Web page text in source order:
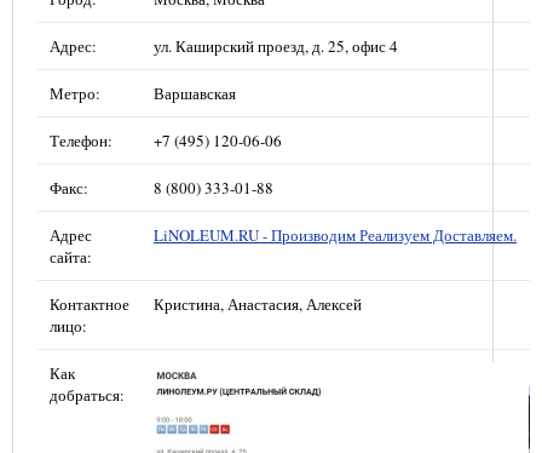
Адрес: ул. Каширский проезд, д. 25, офис 4
Метро: Варшавская
Телефон: +7 (495) 120-06-06
Факс: 8 (800) 333-01-88
Адрес
сайта:
LiNOLEUM.RU - Производим Реализуем Доставляем.
Контактное
лицо:
Кристина, Анастасия, Алексей
Как
добраться: